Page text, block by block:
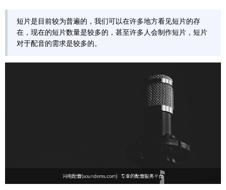
短片是目前较为普遍的，我们可以在许多地方看见短片的存
在，现在的短片数量是较多的，甚至许多人会制作短片，短片
对于配音的需求是较多的。